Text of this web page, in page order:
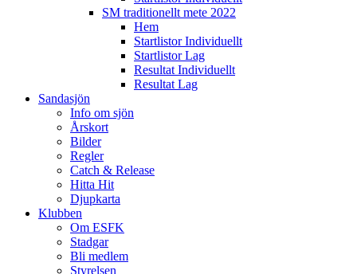
SM traditionellt mete 2022
Hem
Startlistor Individuellt
Startlistor Lag
Resultat Individuellt
Resultat Lag
Sandasjön
Info om sjön
Årskort
Bilder
Regler
Catch & Release
Hitta Hit
Djupkarta
Klubben
Om ESFK
Stadgar
Bli medlem
Styrelsen